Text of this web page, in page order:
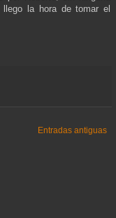
la hora de tomar el
Entradas antiguas